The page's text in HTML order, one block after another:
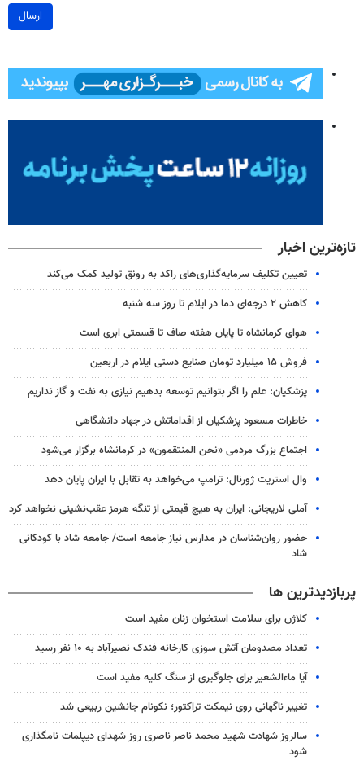
ارسال
تازه‌ترین اخبار
تعیین تکلیف سرمایه‌گذاری‌های راکد به رونق تولید کمک می‌کند
کاهش ۲ درجه‌ای دما در ایلام تا روز سه شنبه
هوای کرمانشاه تا پایان هفته صاف تا قسمتی ابری است
فروش ۱۵ میلیارد تومان صنایع دستی ایلام در اربعین
پزشکیان: علم را اگر بتوانیم توسعه بدهیم نیازی به نفت و گاز نداریم
خاطرات مسعود پزشکیان از اقداماتش در جهاد دانشگاهی
اجتماع بزرگ مردمی «نحن المنتقمون» در کرمانشاه برگزار می‌شود
وال‌ استریت ژورنال: ترامپ می‌خواهد به تقابل با ایران پایان دهد
آملی‌ لاریجانی: ایران به هیچ قیمتی از تنگه هرمز عقب‌نشینی نخواهد کرد
حضور روان‌شناسان در مدارس نیاز جامعه است/ جامعه شاد با کودکانی
شاد
پربازدیدترین ها
کلاژن برای سلامت استخوان زنان مفید است
تعداد مصدومان آتش سوزی کارخانه فندک نصیرآباد به ۱۰ نفر رسید
آیا ماءالشعیر برای جلوگیری از سنگ کلیه مفید است
تغییر ناگهانی روی نیمکت تراکتور؛ نکونام جانشین ربیعی شد
سالروز شهادت شهید محمد ناصر ناصری روز شهدای دیپلمات نامگذاری
شود